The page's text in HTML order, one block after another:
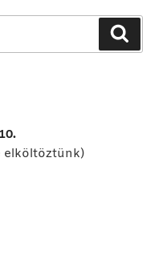
elköltöztünk)